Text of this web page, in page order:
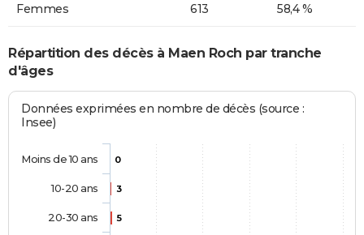
Femmes 613 58,4 %
Répartition des décès à Maen Roch par tranche
d'âges
Données exprimées en nombre de décès (source :
Insee)
0
3
5
Moins de 10 ans
10-20 ans
20-30 ans